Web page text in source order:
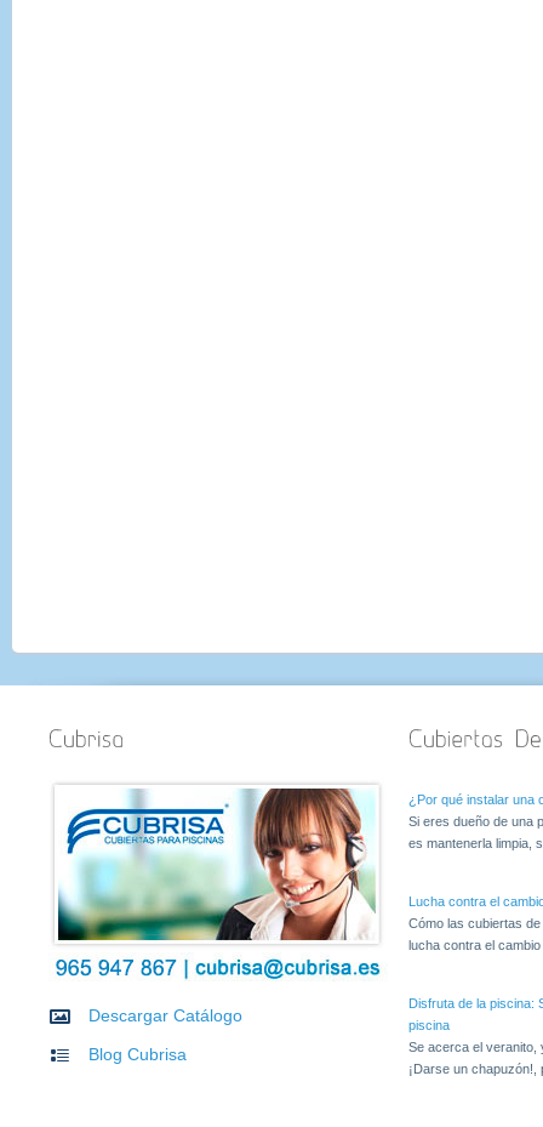
Descargar Catálogo
Blog Cubrisa
¿Por qué instalar una
Si eres dueño de una
es mantenerla limpia,
Lucha contra el
Cómo las cubiertas
lucha contra el
Disfruta de la piscina:
piscina
Se acerca el veranito,
¡Darse un chapuzón!,